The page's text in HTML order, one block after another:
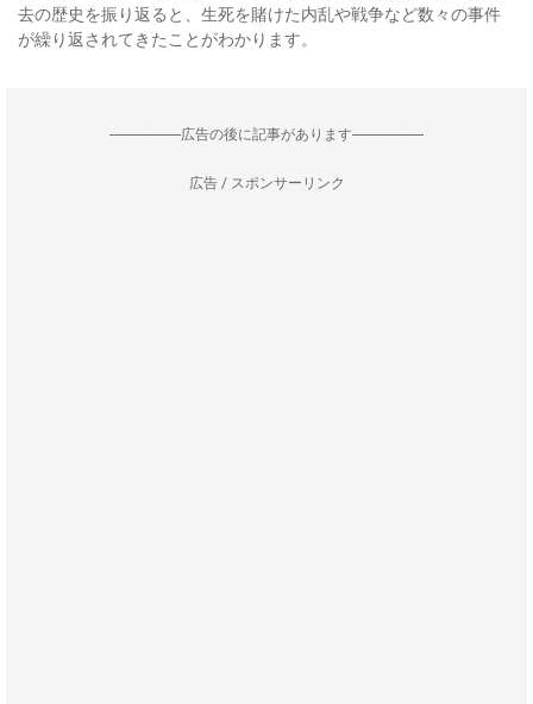
去の歴史を振り返ると、生死を賭けた内乱や戦争など数々の事件
が繰り返されてきたことがわかります。
--------------------広告の後に記事があります--------------------
広告 / スポンサーリンク